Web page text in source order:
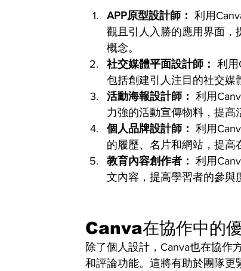
APP原型設計師： 利用
觀且引人入勝的應用界面，
概念。
社交媒體平面設計師： 利用
包括創建引人注目的社交媒
活動海報設計師： 利用
力強的活動宣傳物料，提高
個人品牌設計師： 利用
的履歷、名片和網站，提高
教育內容創作者： 利用
文內容，提高學習者的參與
Canva在協作中的
除了個人設計，Canva也在協作
和評論功能。這將有助於團隊更